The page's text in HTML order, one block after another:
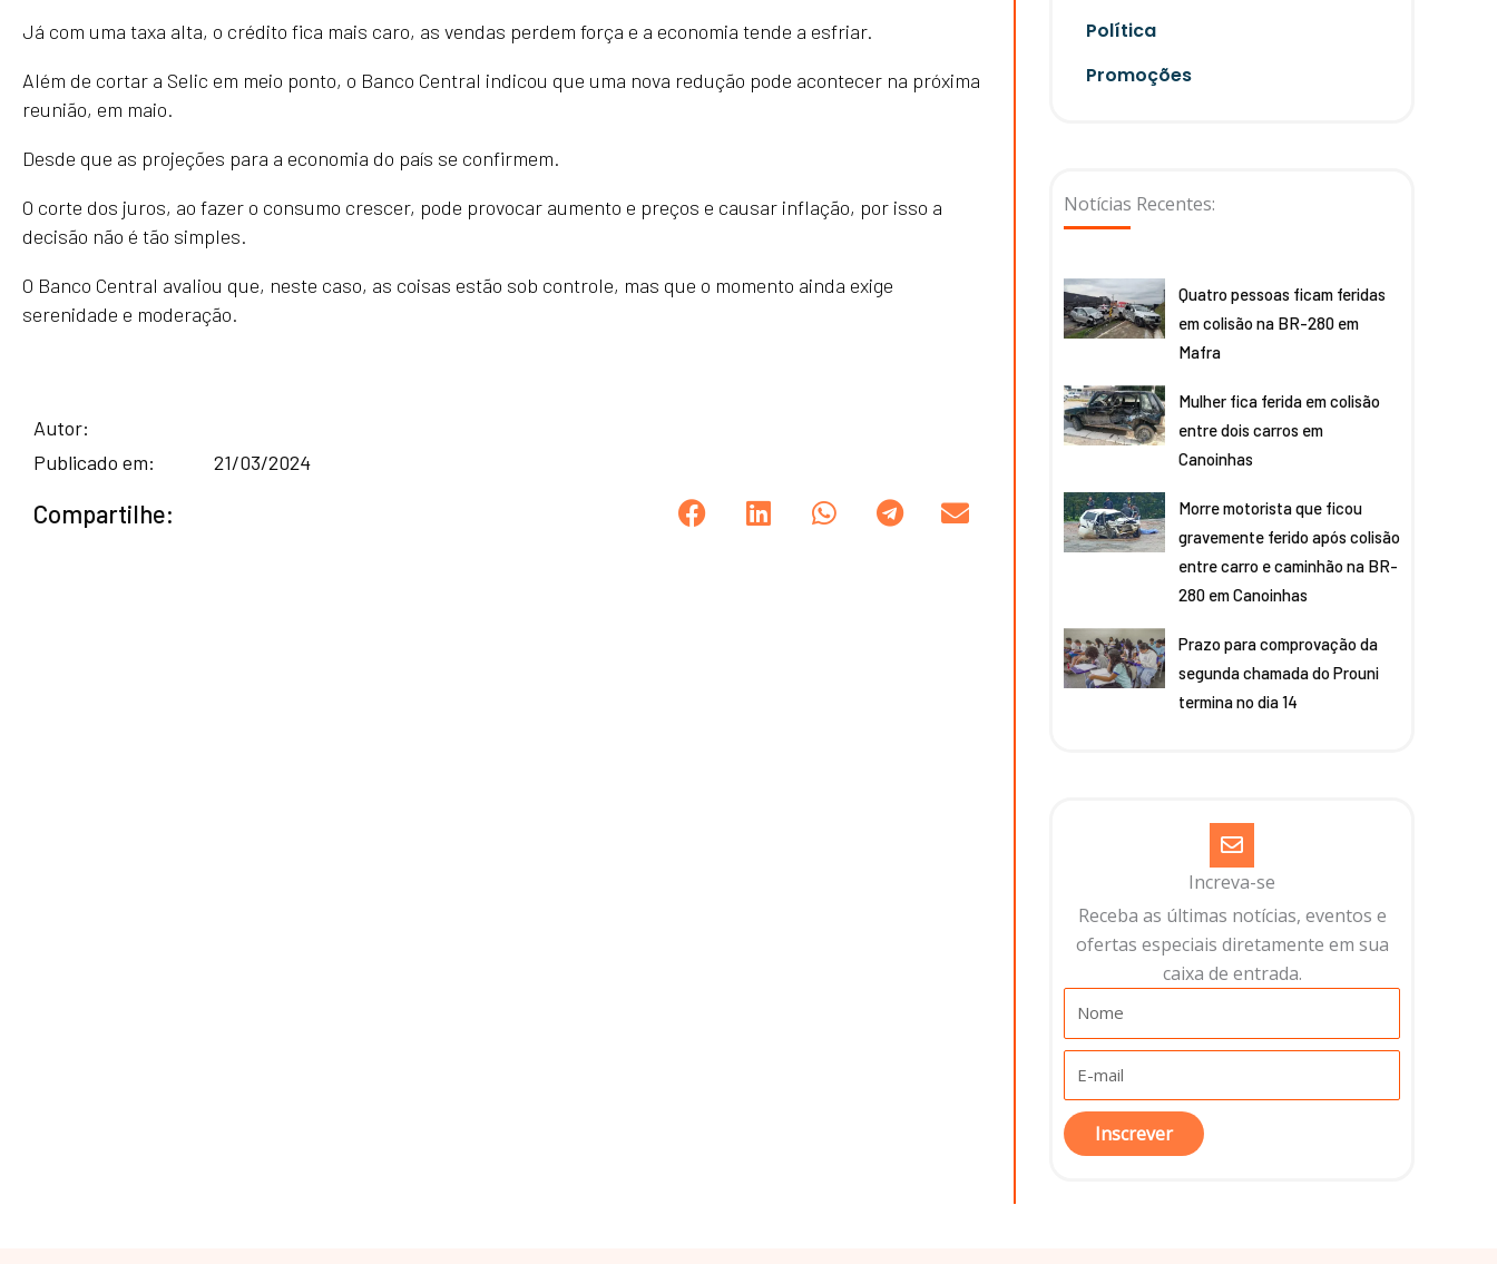
Já com uma taxa alta, o crédito fica mais caro, as vendas perdem força e a economia tende a esfriar.
Além de cortar a Selic em meio ponto, o Banco Central indicou que uma nova redução pode acontecer na próxima
reunião, em maio.
Desde que as projeções para a economia do país se confirmem.
O corte dos juros, ao fazer o consumo crescer, pode provocar aumento e preços e causar inflação, por isso a
decisão não é tão simples.
O Banco Central avaliou que, neste caso, as coisas estão sob controle, mas que o momento ainda exige
serenidade e moderação.
Autor:
Publicado em:
21/03/2024
Compartilhe:
Política
Promoções
Notícias Recentes:
Quatro pessoas ficam feridas
em colisão na BR-280 em
Mafra
Mulher fica ferida em colisão
entre dois carros em
Canoinhas
Morre motorista que ficou
gravemente ferido após colisão
entre carro e caminhão na BR-
280 em Canoinhas
Prazo para comprovação da
segunda chamada do Prouni
termina no dia 14
Increva-se
Receba as últimas notícias, eventos e
ofertas especiais diretamente em sua
caixa de entrada.​
Inscrever